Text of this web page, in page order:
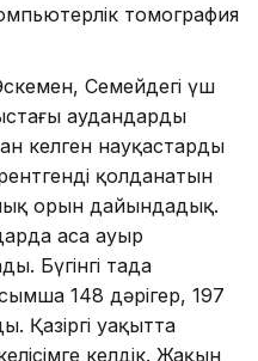
томография
Семейдегі үш
аудандарды
келген науқастарды
қолданатын
орын дайындадық.
аса ауыр
Бүгінгі таңда
148 дәрігер, 197
Қазіргі уақытта
келдік. Жақын